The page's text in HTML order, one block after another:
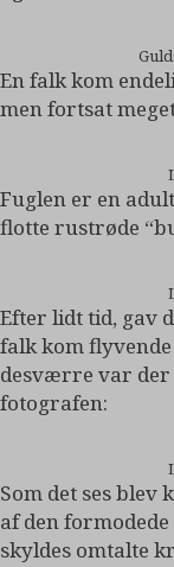
En falk kom
men fortsat
Fuglen er en
flotte rustrøde
Efter lidt tid, gav
falk kom
desværre var der
fotografen:
Som det ses
af den
skyldes omtalte